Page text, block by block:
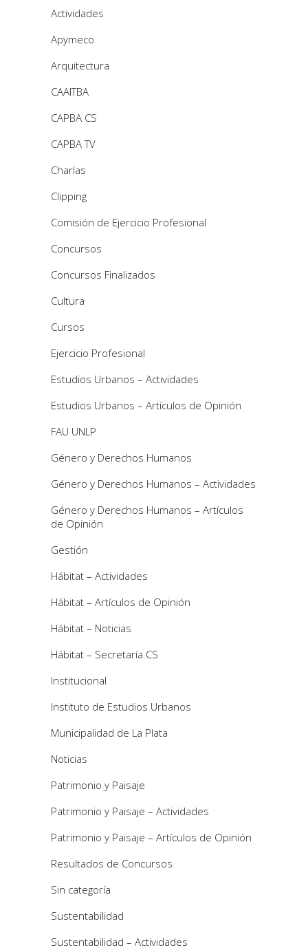
Actividades
Apymeco
Arquitectura
CAAITBA
CAPBA CS
CAPBA TV
Charlas
Clipping
Comisión de Ejercicio Profesional
Concursos
Concursos Finalizados
Cultura
Cursos
Ejercicio Profesional
Estudios Urbanos – Actividades
Estudios Urbanos – Artículos de Opinión
FAU UNLP
Género y Derechos Humanos
Género y Derechos Humanos – Actividades
Género y Derechos Humanos – Artículos
de Opinión
Gestión
Hábitat – Actividades
Hábitat – Artículos de Opinión
Hábitat – Noticias
Hábitat – Secretaría CS
Institucional
Instituto de Estudios Urbanos
Municipalidad de La Plata
Noticias
Patrimonio y Paisaje
Patrimonio y Paisaje – Actividades
Patrimonio y Paisaje – Artículos de Opinión
Resultados de Concursos
Sin categoría
Sustentabilidad
Sustentabilidad – Actividades